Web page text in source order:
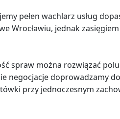
pełen wachlarz usług
Wrocławiu, jednak
spraw można rozwiązać
negocjacje doprowadzamy
przy jednoczesnym